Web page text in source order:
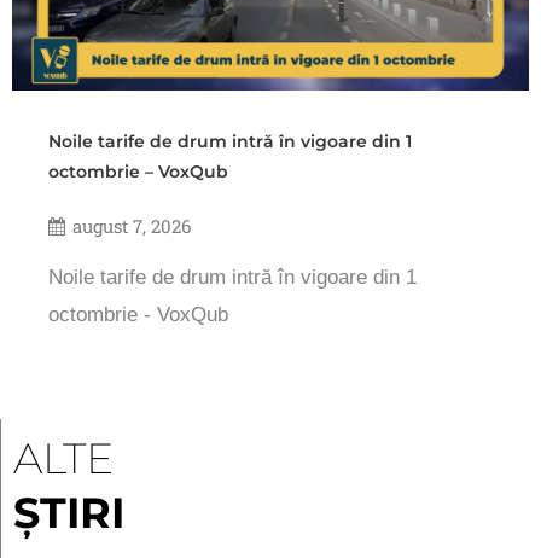
Noile tarife de drum intră în vigoare din 1
octombrie – VoxQub
august 7, 2026
Noile tarife de drum intră în vigoare din 1
octombrie - VoxQub
ALTE
ȘTIRI